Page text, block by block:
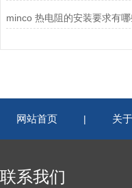
minco 热电阻的安装要求有哪
网站首页 | 关
联系我们